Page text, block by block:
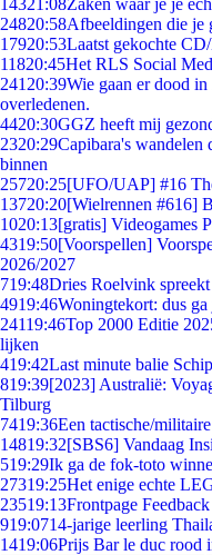
14321:08Zaken waar je je
24820:58Afbeeldingen die je
17920:53Laatst gekochte
11820:45Het RLS Social
241 20:39Wie gaan er dood
overledenen.
4420:30GGZ heeft mij
2320:29Capibara's wandelen
binnen
25720:25[UFO/UAP] #16
13720:20[Wielrennen #616]
1020:13[gratis] Videogames
4319:50[Voorspellen]
2026/2027
719:48Dries Roelvink
4919:46Woningtekort: dus
24119:46Top 2000 Editie
lijken
419:42Last minute balie
819:39[2023] Australië:
Tilburg
7419:36Een tactische/
14819:32[SBS6] Vandaag
519:29Ik ga de fok-toto
27319:25Het enige echte
23519:13Frontpage
919:0714-jarige leerling
1419:06Prijs Bar le duc rood